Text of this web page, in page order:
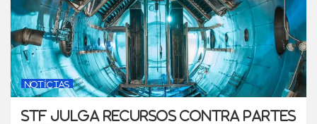
NOTÍCIAS
STF julga recursos contra partes